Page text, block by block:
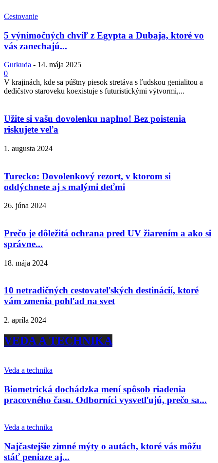
Cestovanie
5 výnimočných chvíľ z Egypta a Dubaja, ktoré vo
vás zanechajú...
Gurkuda - 14. mája 2025
0
V krajinách, kde sa púštny piesok stretáva s ľudskou genialitou a
dedičstvo staroveku koexistuje s futuristickými výtvormi,...
Užite si vašu dovolenku naplno! Bez poistenia
riskujete veľa
1. augusta 2024
Turecko: Dovolenkový rezort, v ktorom si
oddýchnete aj s malými deťmi
26. júna 2024
Prečo je dôležitá ochrana pred UV žiarením a ako si
správne...
18. mája 2024
10 netradičných cestovateľských destinácií, ktoré
vám zmenia pohľad na svet
2. apríla 2024
VEDA A TECHNIKA
Veda a technika
Biometrická dochádzka mení spôsob riadenia
pracovného času. Odborníci vysvetľujú, prečo sa...
Veda a technika
Najčastejšie zimné mýty o autách, ktoré vás môžu
stáť peniaze aj...